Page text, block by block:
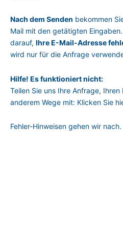
Nach dem Senden bekommen
Mail mit den getätigten
darauf, Ihre E-Mail-Adresse
wird nur für die Anfrage
Hilfe! Es funktioniert nicht:
Teilen Sie uns Ihre Anfrage,
anderem Wege mit: Klicken Sie
Fehler-Hinweisen gehen wir nach.